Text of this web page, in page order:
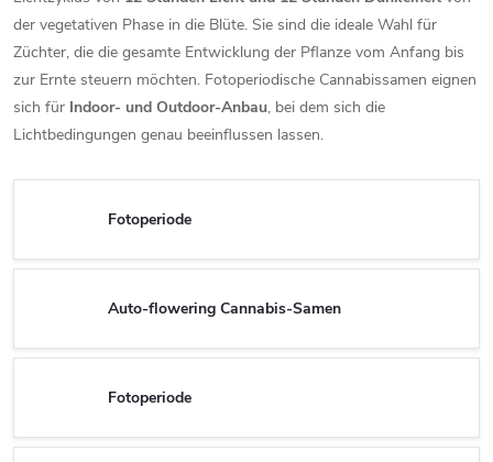
der vegetativen Phase in die Blüte. Sie sind die ideale Wahl für
Züchter, die die gesamte Entwicklung der Pflanze vom Anfang bis
zur Ernte steuern möchten. Fotoperiodische Cannabissamen eignen
sich für Indoor- und Outdoor-Anbau, bei dem sich die
Lichtbedingungen genau beeinflussen lassen.
Fotoperiode
Auto-flowering Cannabis-Samen
Fotoperiode